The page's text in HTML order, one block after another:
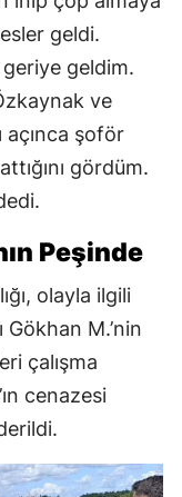
geldi.
geldim.
ve
açınca şoför
gördüm.
Peşinde
olayla ilgili
M.’nin
çalışma
cenazesi